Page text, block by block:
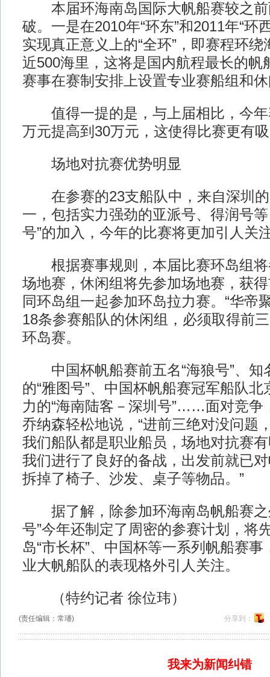
本届环海南岛国际大帆船赛较之前
破。一是在2010年“环东”和2011年“环
实现真正意义上的“全环”，即赛程环
近500海里，这将是国内航程最长的帆
赛事在赛制安排上设置专业赛船组和
值得一提的是，与上届相比，今年
万元提高到30万元，这使得比赛更有
场地对抗赛优势明显
在参赛的23支船队中，来自深圳的
一，包括实力强劲的亚派号、得润号
号”的加入，今年的比赛将更加引人关
根据赛事规则，本届比赛环岛组将
场地赛，休闲组将先参加场地赛，获
同环岛组一起参加环岛拉力赛。“华帝
18条参赛船队的休闲组，必须取得前
环岛赛。
中国杯帆船赛前五名“海狼号”、知
的“雅图号”、中国杯帆船赛冠军船队
力的“海南陆客－深圳号”……面对竞争
乔纳森轻松地说，“进前三绝对没问题
我们船队都是职业船员，场地对抗赛
我们进行了良好的备战，出发前就已
拆掉了椅子、沙发、桌子等物品。”
据了解，除参加环海南岛帆船赛之
号”今年还制定了周密的参赛计划，将
岛“市长杯”、中国杯等一系列帆船赛
业大帆船队的表现格外引人关注。
（特约记者 徐位玮）
(责任编辑：常璠) 分享到：
我来为新闻纠错